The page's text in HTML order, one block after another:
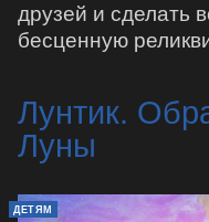
друзей и сделать
бесценную
Лунтик.
Луны
ДЕТЯМ